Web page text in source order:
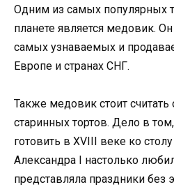
Одним из самых популярных
планете является медовик.
самых узнаваемых и
Европе и странах СНГ.
Также медовик стоит
старинных тортов. Дело в
готовить в XVIII веке ко
Александра I настолько
представляла праздники без